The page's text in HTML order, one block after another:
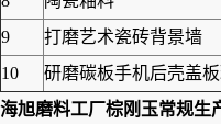
9
打磨艺术瓷砖背景墙
10
研磨碳板手机后壳盖
海旭磨料工厂棕刚玉常规生